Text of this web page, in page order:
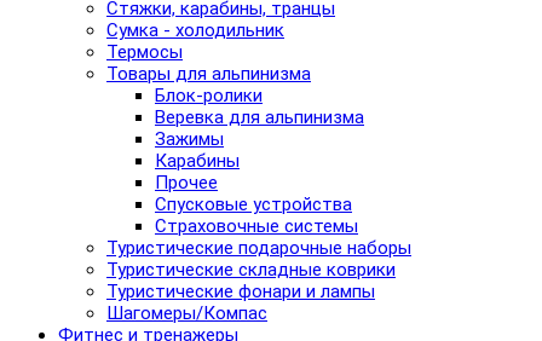
Стяжки, карабины, транцы
Сумка - холодильник
Термосы
Товары для альпинизма
Блок-ролики
Веревка для альпинизма
Зажимы
Карабины
Прочее
Спусковые устройства
Страховочные системы
Туристические подарочные наборы
Туристические складные коврики
Туристические фонари и лампы
Шагомеры/Компас
Фитнес и тренажеры